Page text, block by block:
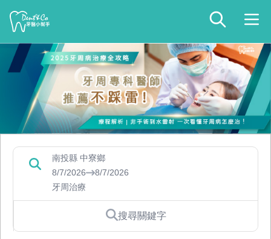
南投縣 中寮鄉
8/7/2026
8/7/2026
牙周治療
搜尋關鍵字